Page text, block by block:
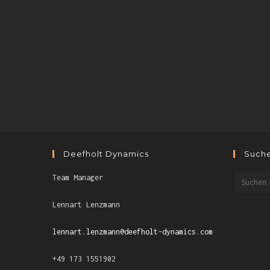
Deefholt Dynamics
Team Manager
Lennart Lenzmann
lennart.lenzmann@deefholt-dynamics.com
+49 173 1551902